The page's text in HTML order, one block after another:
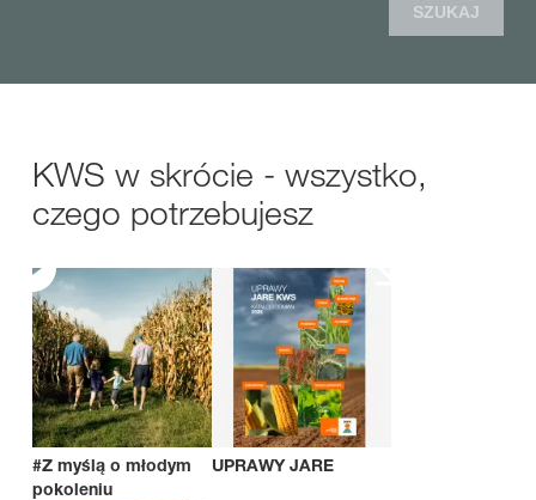
SZUKAJ
KWS w skrócie - wszystko,
czego potrzebujesz
#Z myślą o młodym
pokoleniu
UPRAWY JARE